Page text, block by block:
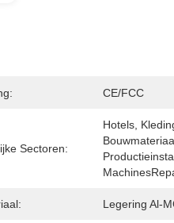
CE/FCC
Sectoren:
Hotels,
Legering Al-